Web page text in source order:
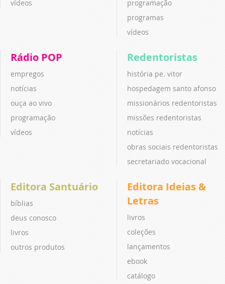
vídeos
programação
programas
vídeos
Rádio POP
empregos
notícias
ouça ao vivo
programação
vídeos
Redentoristas
história pe. vitor
hospedagem santo afonso
missionários redentoristas
missões redentoristas
notícias
obras sociais redentoristas
secretariado vocacional
Editora Santuário
bíblias
deus conosco
livros
outros produtos
Editora Ideias &
Letras
livros
coleções
lançamentos
ebook
catálogo